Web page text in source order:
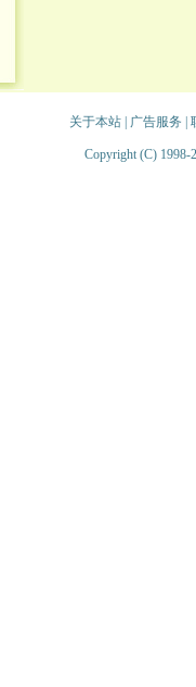
关于本站| 广告服务
Copyright (C) 1998-